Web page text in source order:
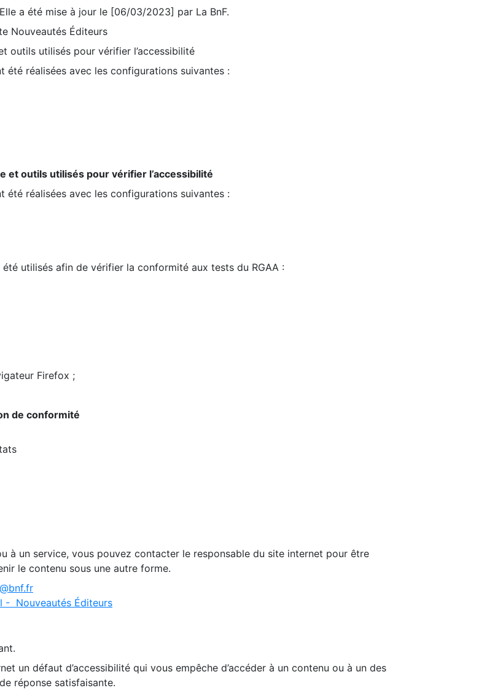
a été mise à jour le [06/03/2023] par La BnF.
Nouveautés Éditeurs
outils utilisés pour vérifier l’accessibilité
réalisées avec les configurations suivantes :
et outils utilisés pour vérifier l’accessibilité
réalisées avec les configurations suivantes :
utilisés afin de vérifier la conformité aux tests du RGAA :
Firefox ;
de conformité
à un service, vous pouvez contacter le responsable du site internet pour être
le contenu sous une autre forme.
- Nouveautés Éditeurs
un défaut d’accessibilité qui vous empêche d’accéder à un contenu ou à un des
réponse satisfaisante.